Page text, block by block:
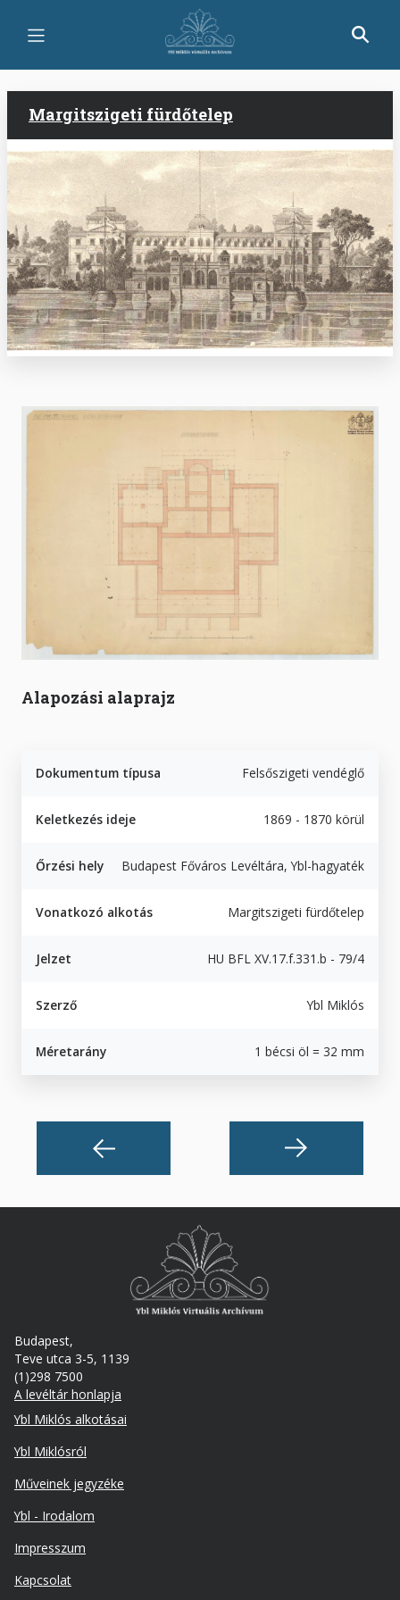
tartalomra
Margitszigeti fürdőtelep
Alapozási alaprajz
Dokumentum típusa Felsőszigeti vendéglő
Keletkezés ideje 1869 - 1870 körül
Őrzési hely Budapest Főváros Levéltára, Ybl-hagyaték
Vonatkozó alkotás Margitszigeti fürdőtelep
Jelzet HU BFL XV.17.f.331.b - 79/4
Szerző Ybl Miklós
Méretarány 1 bécsi öl = 32 mm
Budapest,
Teve utca 3-5, 1139
(1)298 7500
A levéltár honlapja
Footer
Ybl Miklós alkotásai
Ybl Miklósról
Műveinek jegyzéke
Ybl - Irodalom
Lábléc
másodlagos
Impresszum
Kapcsolat